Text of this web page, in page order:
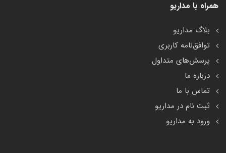
همراه با مداریو
بلاگ مداریو
توافق‌نامه کاربری
پرسش‌های متداول
درباره ما
تماس با ما
ثبت نام در مداریو
ورود به مداریو